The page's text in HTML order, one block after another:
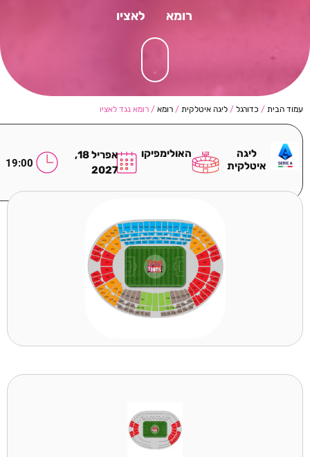
רומא לאציו
עמוד הבית / כדורגל / ליגה איטלקית / רומא / רומא נגד לאציו
ליגה
איטלקית
האולימפיקו
אפריל 18,
2027
19:00